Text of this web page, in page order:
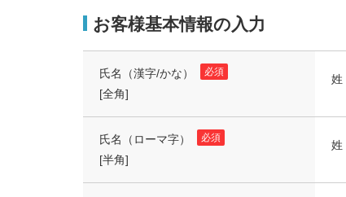
お客様基本情報の入力
氏名（漢字/かな）
[全角]
必須
姓
氏名（ローマ字）
[半角]
必須
姓